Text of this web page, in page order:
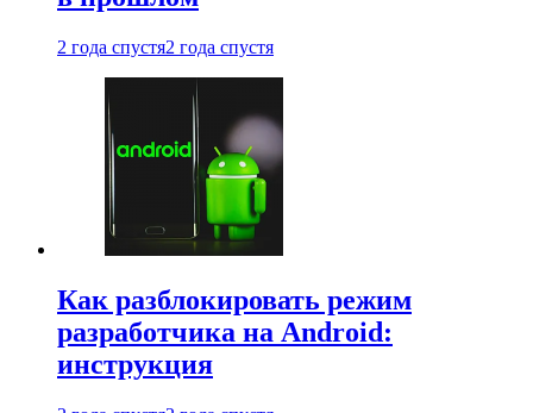
2 года спустя2 года спустя
Как разблокировать режим
разработчика на Android:
инструкция